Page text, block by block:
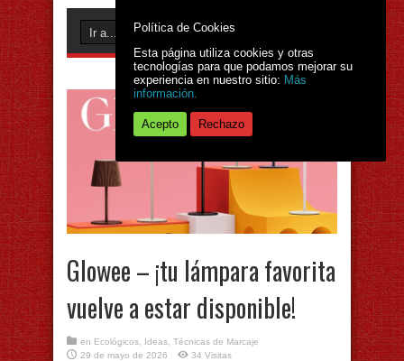
Glowee – ¡tu lámpara favorita
vuelve a estar disponible!
en Ecológicos Ideas Técnicas de Marcaje
29 de mayo de 2026
34 Visitas
Política de Cookies
Esta página utiliza cookies y otras
tecnologías para que podamos mejorar su
experiencia en nuestro sitio: Más
información.
Acepto Rechazo